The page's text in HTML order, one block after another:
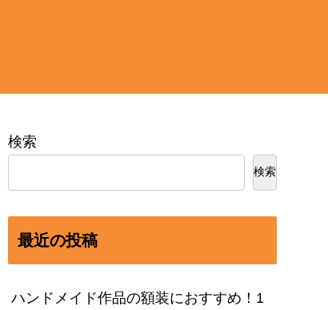
検索
検索
最近の投稿
ハンドメイド作品の額装におすすめ！1